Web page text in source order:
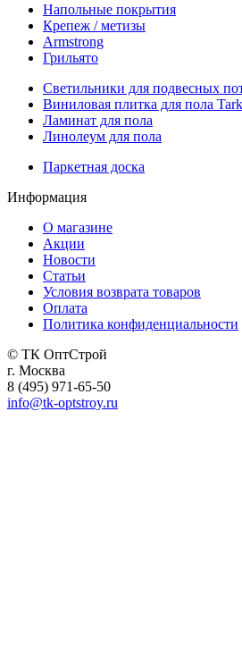
Напольные покрытия
Крепеж / метизы
Armstrong
Грильято
Светильники для подвесных
Виниловая плитка для пола
Ламинат для пола
Линолеум для пола
Паркетная доска
Информация
О магазине
Акции
Новости
Статьи
Условия возврата товаров
Оплата
Политика конфиденциальности
© ТК ОптСтрой
г. Москва
8 (495) 971-65-50
info@tk-optstroy.ru